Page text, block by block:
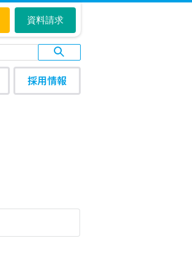
資料請求
採用情報